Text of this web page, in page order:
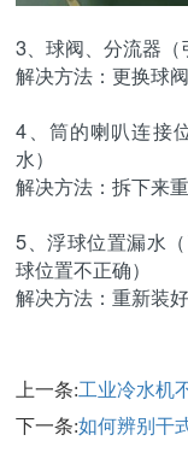
3、球阀、分流器（
解决方法：更换球
4、筒的喇叭连接
水）
解决方法：拆下来
5、浮球位置漏水
球位置不正确）
解决方法：重新装
上一条:工业冷水机
下一条:如何辨别干